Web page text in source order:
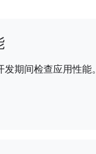
期间检查应用性能。